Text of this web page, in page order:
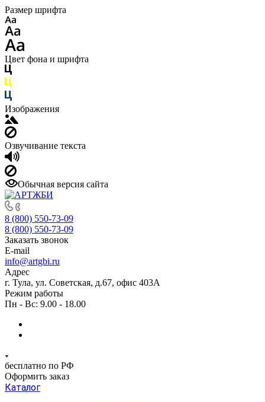
Размер шрифта
Цвет фона и шрифта
Изображения
Озвучивание текста
Обычная версия сайта
8 (800) 550-73-09
8 (800) 550-73-09
Заказать звонок
E-mail
info@artgbi.ru
Адрес
г. Тула, ул. Советская, д.67, офис 403А
Режим работы
Пн - Вс: 9.00 - 18.00
бесплатно по РФ
Оформить заказ
Каталог